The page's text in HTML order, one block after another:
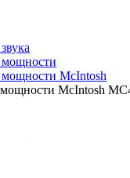
мощности
McIntosh
McIntosh